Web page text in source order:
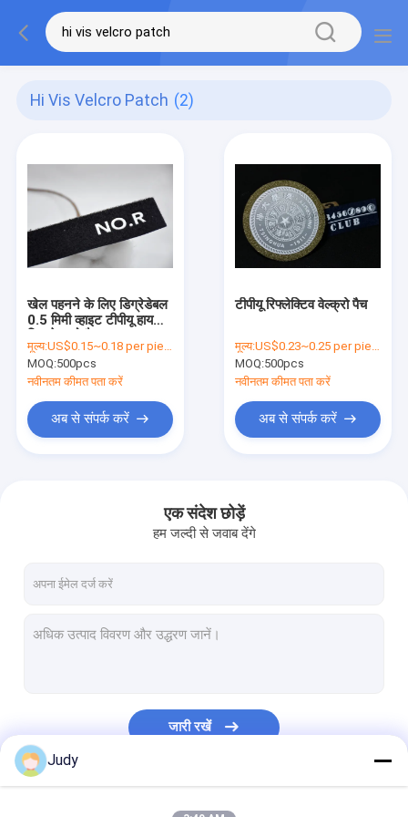
Hi Vis Velcro Patch (2)
खेल पहनने के लिए डिग्रेडेबल
0.5 मिमी व्हाइट टीपीयू हाय
मूल्य:US$0.15~0.18 per piece
MOQ:500pcs
नवीनतम कीमत पता करें
अब से संपर्क करें
टीपीयू रिफ्लेक्टिव वेल्क्रो पैच
मूल्य:US$0.23~0.25 per piece
MOQ:500pcs
नवीनतम कीमत पता करें
अब से संपर्क करें
एक संदेश छोड़ें
हम जल्दी से जवाब देंगे
जारी रखें
Judy